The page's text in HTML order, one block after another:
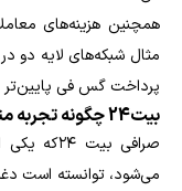
مثال شبکه‌های لایه دو
پرداخت گس فی پایین‌تر
بیت24 چگونه تجربه متفاوتی ارائه می‌دهد؟
صرافی
می‌شود، توانسته است